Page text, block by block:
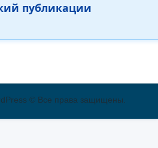
публикации
© Все права защищены.